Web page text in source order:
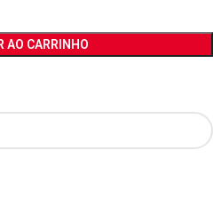
AO CARRINHO